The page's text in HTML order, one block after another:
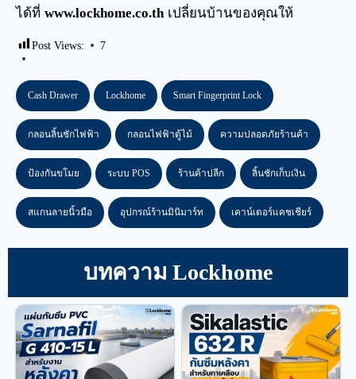
ได้ที่ www.lockhome.co.thเปลี่ยนบ้านของคุณให้
Post Views: 7
Cash Drawer Lockhome Smart Fingerprint Lock
กลอนลิ้นชักไฟฟ้า กลอนไฟฟ้าตู้ไม้ ความปลอดภัยร้านค้า
ป้องกันขโมย ระบบ POS ร้านค้าปลีก ลิ้นชักเก็บเงิน
สแกนลายนิ้วมือ อุปกรณ์ร้านมินิมาร์ท เคาน์เตอร์แคชเชียร์
บทความ Lockhome